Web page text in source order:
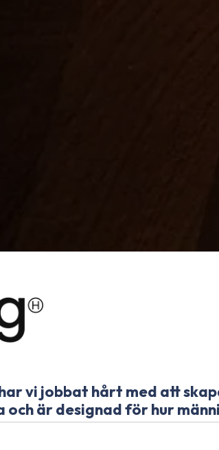
vi jobbat hårt med att
och är designad för hur